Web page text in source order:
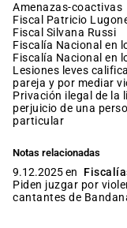
amenazas-coactivas
fiscal Patricio
fiscal Silvana Russi
Fiscalía Nacional en
Fiscalía Nacional en
lesiones leves calificadas por haber mediado una relación de
pareja y por mediar
privación ilegal de la libertad agravada por ser cometido en
perjuicio de una
particular
Notas relacionadas
9.12.2025 en
Piden juzgar por
cantantes de